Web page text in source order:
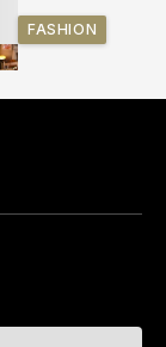
FASHION